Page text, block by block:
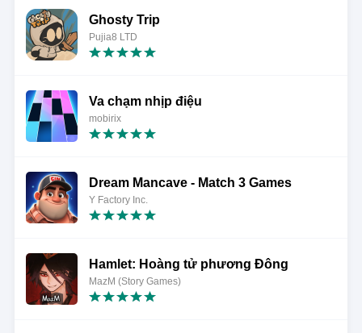
Ghosty Trip
Pujia8 LTD
Va chạm nhịp điệu
mobirix
Dream Mancave - Match 3 Games
Y Factory Inc.
Hamlet: Hoàng tử phương Đông
MazM (Story Games)